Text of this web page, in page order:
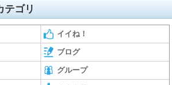
テゴリ
イイね！
ブログ
グループ